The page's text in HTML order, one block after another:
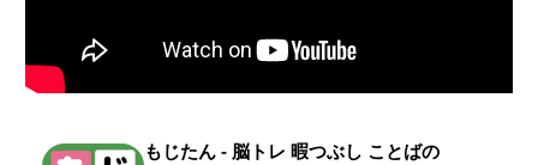
もじたん - 脳トレ 暇つぶし ことばの